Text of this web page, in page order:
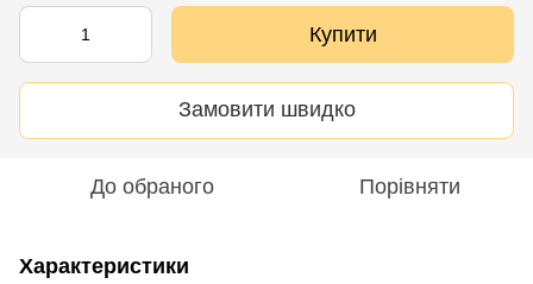
Купити
Замовити швидко
До обраного Порівняти
Характеристики